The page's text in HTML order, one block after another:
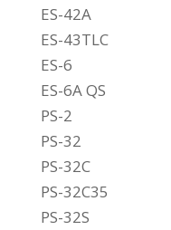
ES-42A
ES-43TLC
ES-6
ES-6A QS
PS-2
PS-32
PS-32C
PS-32C35
PS-32S